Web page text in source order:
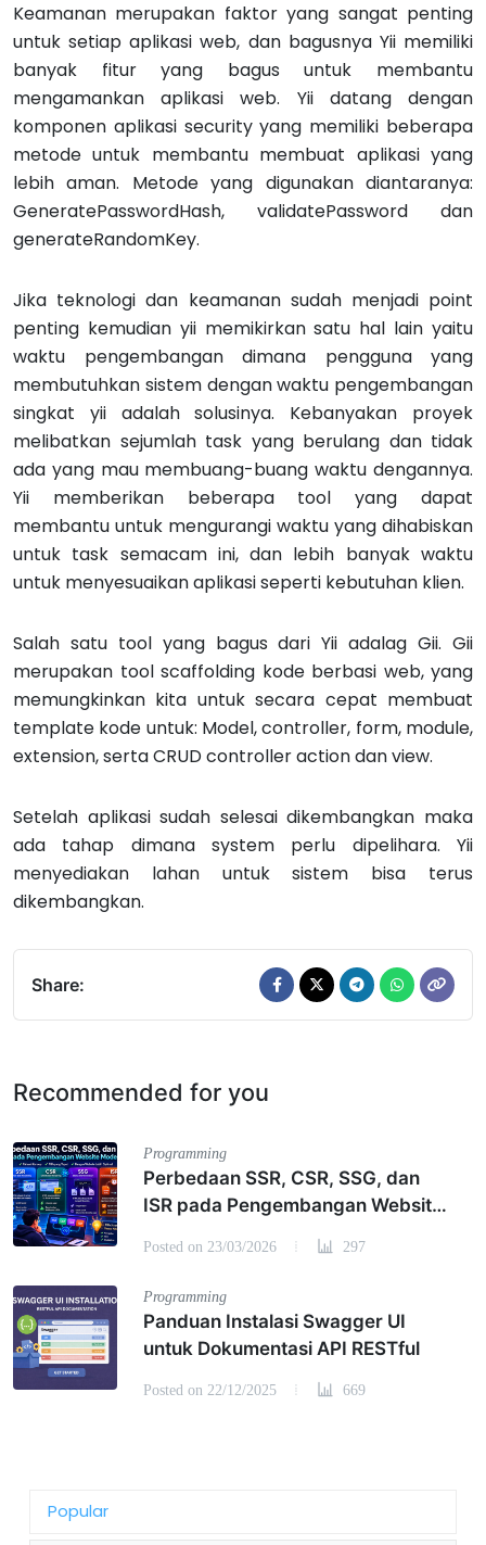
Keamanan merupakan faktor yang sangat penting
untuk setiap aplikasi web, dan bagusnya Yii memiliki
banyak fitur yang bagus untuk membantu
mengamankan aplikasi web. Yii datang dengan
komponen aplikasi security yang memiliki beberapa
metode untuk membantu membuat aplikasi yang
lebih aman. Metode yang digunakan diantaranya:
GeneratePasswordHash, validatePassword dan
generateRandomKey.
Jika teknologi dan keamanan sudah menjadi point
penting kemudian yii memikirkan satu hal lain yaitu
waktu pengembangan dimana pengguna yang
membutuhkan sistem dengan waktu pengembangan
singkat yii adalah solusinya. Kebanyakan proyek
melibatkan sejumlah task yang berulang dan tidak
ada yang mau membuang-buang waktu dengannya.
Yii memberikan beberapa tool yang dapat
membantu untuk mengurangi waktu yang dihabiskan
untuk task semacam ini, dan lebih banyak waktu
untuk menyesuaikan aplikasi seperti kebutuhan klien.
Salah satu tool yang bagus dari Yii adalag Gii. Gii
merupakan tool scaffolding kode berbasi web, yang
memungkinkan kita untuk secara cepat membuat
template kode untuk: Model, controller, form, module,
extension, serta CRUD controller action dan view.
Setelah aplikasi sudah selesai dikembangkan maka
ada tahap dimana system perlu dipelihara. Yii
menyediakan lahan untuk sistem bisa terus
dikembangkan.
Share:
Recommended for you
Programming
Perbedaan SSR, CSR, SSG, dan
ISR pada Pengembangan Website
Posted on 23/03/2026 297
Programming
Panduan Instalasi Swagger UI
untuk Dokumentasi API RESTful
Posted on 22/12/2025 669
Popular